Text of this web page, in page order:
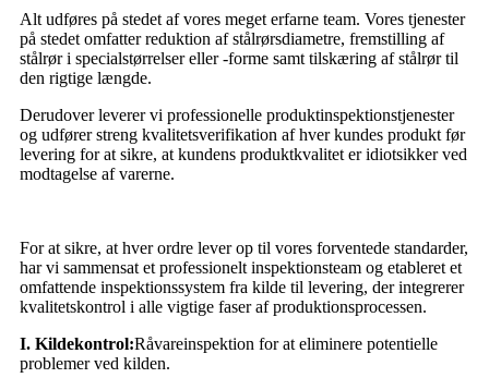
Alt udføres på stedet af vores meget erfarne team. Vores tjenester
på stedet omfatter reduktion af stålrørsdiametre, fremstilling af
stålrør i specialstørrelser eller -forme samt tilskæring af stålrør til
den rigtige længde.
Derudover leverer vi professionelle produktinspektionstjenester
og udfører streng kvalitetsverifikation af hver kundes produkt før
levering for at sikre, at kundens produktkvalitet er idiotsikker ved
modtagelse af varerne.
For at sikre, at hver ordre lever op til vores forventede standarder,
har vi sammensat et professionelt inspektionsteam og etableret et
omfattende inspektionssystem fra kilde til levering, der integrerer
kvalitetskontrol i alle vigtige faser af produktionsprocessen.
I. Kildekontrol:Råvareinspektion for at eliminere potentielle
problemer ved kilden.